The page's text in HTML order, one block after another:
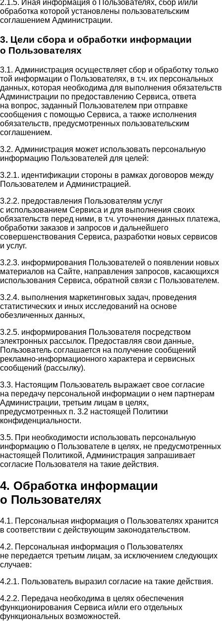
2.1.5. Иная информация о Пользователях, сбор и/или
обработка которой установлены пользовательским
соглашением Администрации.
3. Цели сбора и обработки информации
о Пользователях
3.1. Администрация осуществляет сбор и обработку только
той информации о Пользователях, в т.ч. их персональных
данных, которая необходима для выполнения обязательств
Администрации по предоставлению Сервиса, ответа
на вопрос, заданный Пользователем при отправке
сообщения с помощью Сервиса, а также исполнения
обязательств, предусмотренных пользовательским
соглашением.
3.2. Администрация может использовать персональную
информацию Пользователей для целей:
3.2.1. идентификации стороны в рамках договоров между
Пользователем и Администрацией.
3.2.2. предоставления Пользователям услуг
с использованием Сервиса и для выполнения своих
обязательств перед ними, в т.ч. уточнения данных платежа,
обработки заказов и запросов и дальнейшего
совершенствования Сервиса, разработки новых сервисов
и услуг.
3.2.3. информирования Пользователей о появлении новых
материалов на Сайте, направления запросов, касающихся
использования Сервиса, обратной связи с Пользователем.
3.2.4. выполнения маркетинговых задач, проведения
статистических и иных исследований на основе
обезличенных данных,
3.2.5. информирования Пользователя посредством
электронных рассылок. Предоставляя свои данные,
Пользователь соглашается на получение сообщений
рекламно-информационного характера и сервисных
сообщений (рассылку).
3.3. Настоящим Пользователь выражает свое согласие
на передачу персональной информации о нем партнерам
Администрации, третьим лицам в целях,
предусмотренных п. 3.2 настоящей Политики
конфиденциальности.
3.5. При необходимости использовать персональную
информацию о Пользователе в целях, не предусмотренных
настоящей Политикой, Администрация запрашивает
согласие Пользователя на такие действия.
4. Обработка информации
о Пользователях
4.1. Персональная информация о Пользователях хранится
в соответствии с действующим законодательством.
4.2. Персональная информация о Пользователях
не передается третьим лицам, за исключением следующих
случаев:
4.2.1. Пользователь выразил согласие на такие действия.
4.2.2. Передача необходима в целях обеспечения
функционирования Сервиса и/или его отдельных
функциональных возможностей.